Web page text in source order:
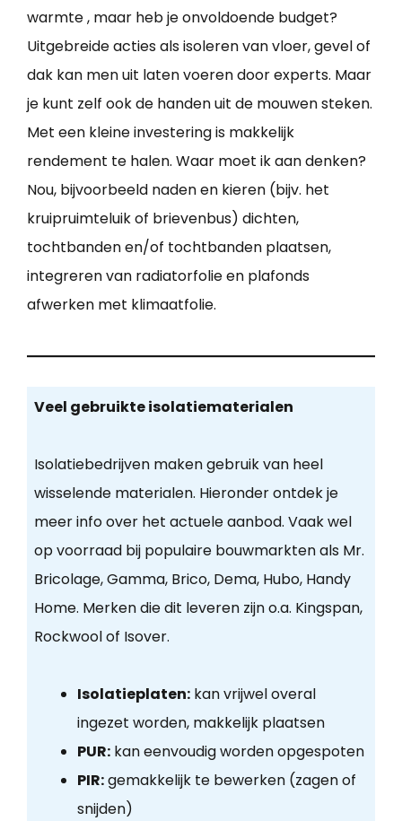
warmte , maar heb je onvoldoende budget?
Uitgebreide acties als isoleren van vloer, gevel of
dak kan men uit laten voeren door experts. Maar
je kunt zelf ook de handen uit de mouwen steken.
Met een kleine investering is makkelijk
rendement te halen. Waar moet ik aan denken?
Nou, bijvoorbeeld naden en kieren (bijv. het
kruipruimteluik of brievenbus) dichten,
tochtbanden en/of tochtbanden plaatsen,
integreren van radiatorfolie en plafonds
afwerken met klimaatfolie.
Veel gebruikte isolatiematerialen
Isolatiebedrijven maken gebruik van heel
wisselende materialen. Hieronder ontdek je
meer info over het actuele aanbod. Vaak wel
op voorraad bij populaire bouwmarkten als Mr.
Bricolage, Gamma, Brico, Dema, Hubo, Handy
Home. Merken die dit leveren zijn o.a. Kingspan,
Rockwool of Isover.
Isolatieplaten:kan vrijwel overal
ingezet worden, makkelijk plaatsen
PUR:kan eenvoudig worden opgespoten
PIR:gemakkelijk te bewerken (zagen of
snijden)